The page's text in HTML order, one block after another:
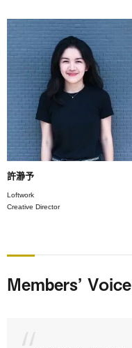
許瀞予
Loftwork
Creative Director
Members’ Voice